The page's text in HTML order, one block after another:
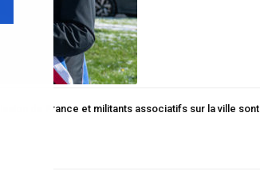
de France et militants associatifs sur la ville sont